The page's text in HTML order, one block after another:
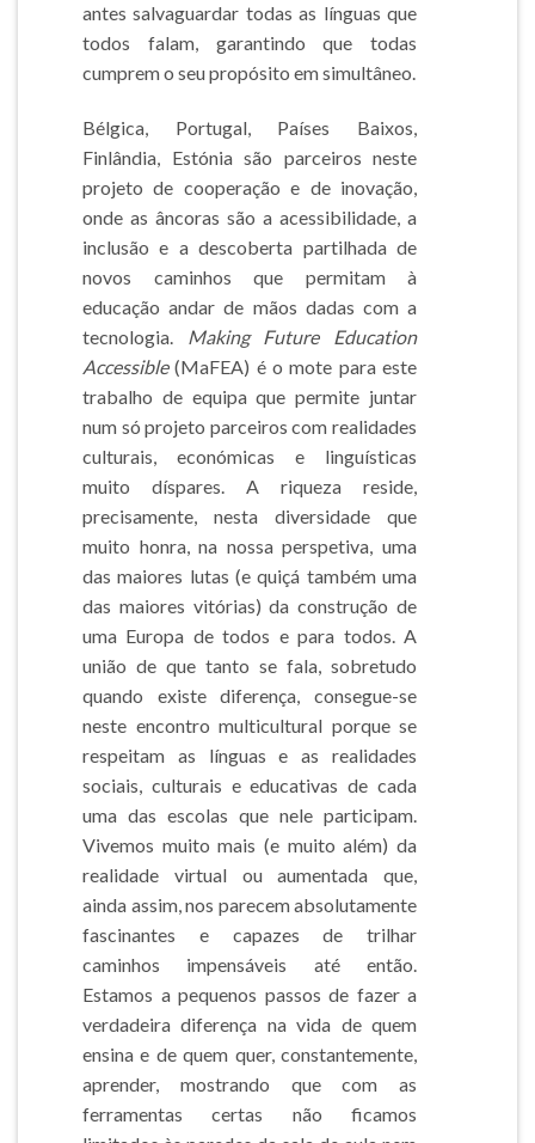
antes salvaguardar todas as línguas que
todos falam, garantindo que todas
cumprem o seu propósito em simultâneo.
Bélgica, Portugal, Países Baixos,
Finlândia, Estónia são parceiros neste
projeto de cooperação e de inovação,
onde as âncoras são a acessibilidade, a
inclusão e a descoberta partilhada de
novos caminhos que permitam à
educação andar de mãos dadas com a
tecnologia. Making Future Education
Accessible(MaFEA) é o mote para este
trabalho de equipa que permite juntar
num só projeto parceiros com realidades
culturais, económicas e linguísticas
muito díspares. A riqueza reside,
precisamente, nesta diversidade que
muito honra, na nossa perspetiva, uma
das maiores lutas (e quiçá também uma
das maiores vitórias) da construção de
uma Europa de todos e para todos. A
união de que tanto se fala, sobretudo
quando existe diferença, consegue-se
neste encontro multicultural porque se
respeitam as línguas e as realidades
sociais, culturais e educativas de cada
uma das escolas que nele participam.
Vivemos muito mais (e muito além) da
realidade virtual ou aumentada que,
ainda assim, nos parecem absolutamente
fascinantes e capazes de trilhar
caminhos impensáveis até então.
Estamos a pequenos passos de fazer a
verdadeira diferença na vida de quem
ensina e de quem quer, constantemente,
aprender, mostrando que com as
ferramentas certas não ficamos